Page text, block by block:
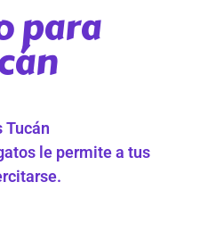
para
Tucán
le permite a tus